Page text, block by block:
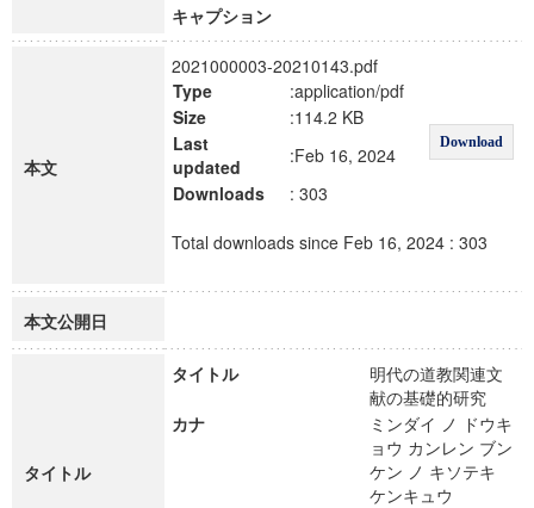
キャプション
本文
2021000003-20210143.pdf
Type
:application/pdf
Download
Size
:114.2 KB
Last
updated
:Feb 16, 2024
Downloads
: 303
Total downloads since Feb 16, 2024 : 303
本文公開日
タイトル
タイトル
明代の道教関連文
献の基礎的研究
カナ
ミンダイ ノ ドウキ
ョウ カンレン ブン
ケン ノ キソテキ
ケンキュウ